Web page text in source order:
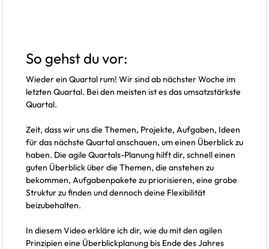
So gehst du vor:
Wieder ein Quartal rum! Wir sind ab nächster Woche im
letzten Quartal. Bei den meisten ist es das umsatzstärkste
Quartal.
Zeit, dass wir uns die Themen, Projekte, Aufgaben, Ideen
für das nächste Quartal anschauen, um einen Überblick zu
haben. Die agile Quartals-Planung hilft dir, schnell einen
guten Überblick über die Themen, die anstehen zu
bekommen, Aufgabenpakete zu priorisieren, eine grobe
Struktur zu finden und dennoch deine Flexibilität
beizubehalten.
In diesem Video erkläre ich dir, wie du mit den agilen
Prinzipien eine Überblickplanung bis Ende des Jahres